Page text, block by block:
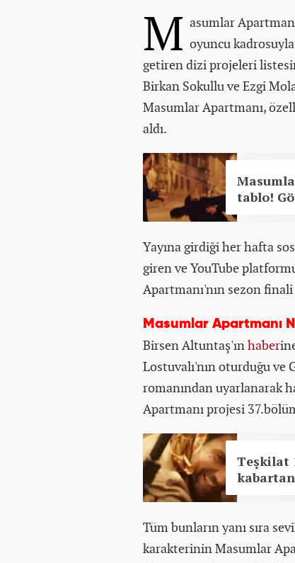
M asumlar
oyuncu
getiren dizi projeleri
Birkan Sokullu ve Ezgi
Masumlar Apartmanı,
aldı.
tablo!
Yayına girdiği her hafta
giren ve YouTube
Apartmanı'nın sezon
Masumlar Apartmanı
Birsen Altuntaş'ınhaber
Lostuvalı'nın oturduğu ve
romanından uyarlanarak
Apartmanı projesi
Teşkilat
Tüm bunların yanı sıra
karakterinin Masumlar